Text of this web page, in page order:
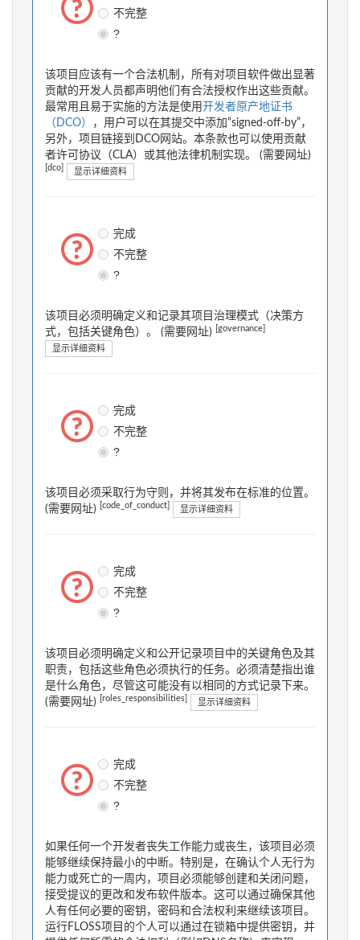
不完整
?
该项目应该有一个合法机制，所有对项目软件做出显著
贡献的开发人员都声明他们有合法授权作出这些贡献。
最常用且易于实施的方法是使用开发者原产地证书
（DCO）
，用户可以在其提交中添加“signed-off-by”，
另外，项目链接到DCO网站。本条款也可以使用贡献
者许可协议（CLA）或其他法律机制实现。 (需要网址)
[dco] 显示详细资料
完成
不完整
?
该项目必须明确定义和记录其项目治理模式（决策方
式，包括关键角色）。 (需要网址)
[governance]
显示详细资料
完成
不完整
?
该项目必须采取行为守则，并将其发布在标准的位置。
(需要网址)
[code_of_conduct] 显示详细资料
完成
不完整
?
该项目必须明确定义和公开记录项目中的关键角色及其
职责，包括这些角色必须执行的任务。必须清楚指出谁
是什么角色，尽管这可能没有以相同的方式记录下来。
(需要网址)
[roles_responsibilities] 显示详细资料
完成
不完整
?
如果任何一个开发者丧失工作能力或丧生，该项目必须
能够继续保持最小的中断。特别是，在确认个人无行为
能力或死亡的一周内，项目必须能够创建和关闭问题，
接受提议的更改和发布软件版本。这可以通过确保其他
人有任何必要的密钥，密码和合法权利来继续该项目。
运行FLOSS项目的个人可以通过在锁箱中提供密钥，并